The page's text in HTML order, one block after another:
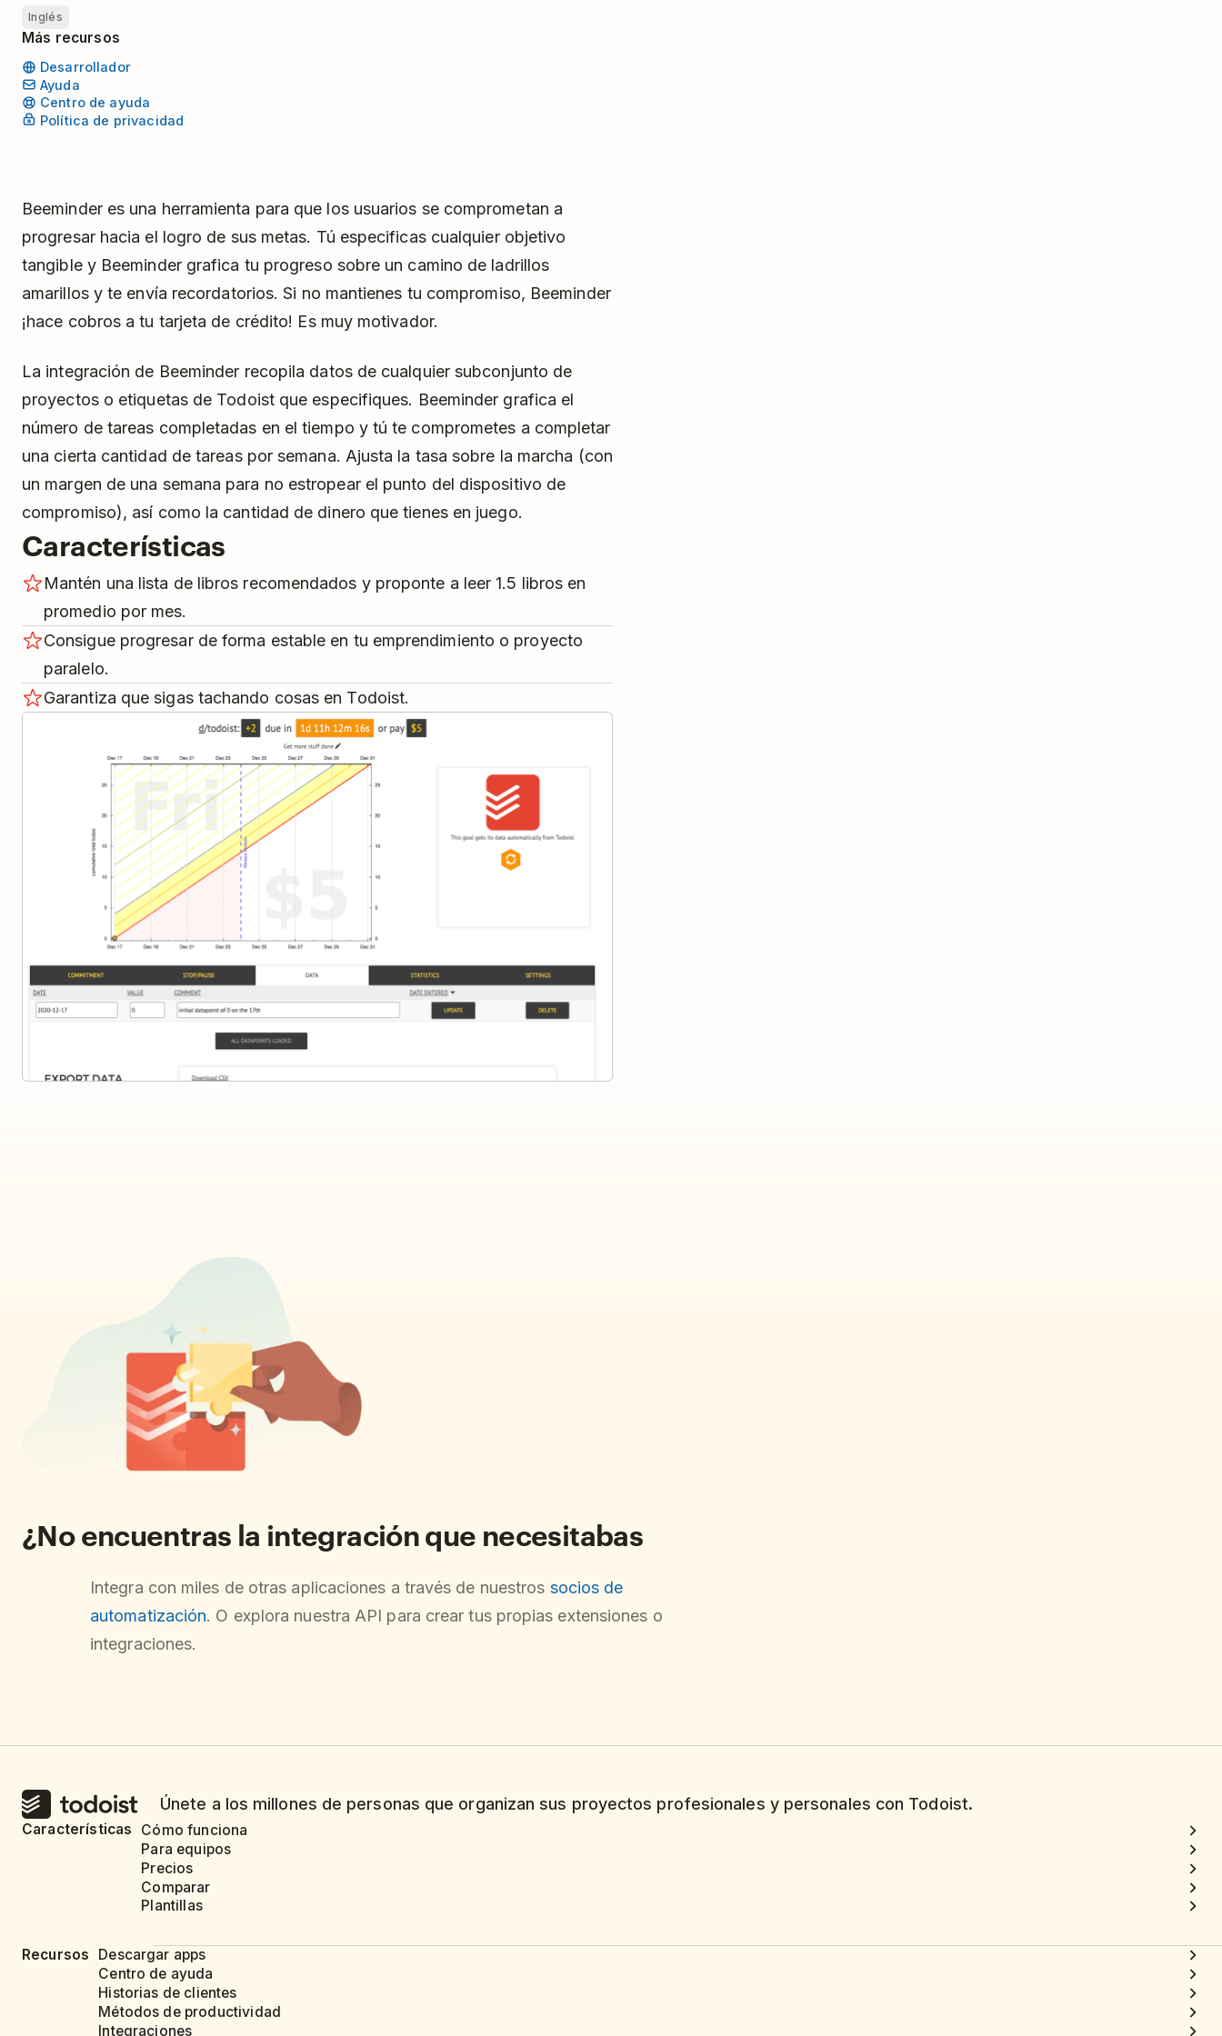
Inglés
Más recursos
Desarrollador
Ayuda
Centro de ayuda
Política de privacidad
Beeminder es una herramienta para que los usuarios se comprometan a
progresar hacia el logro de sus metas. Tú especificas cualquier objetivo
tangible y Beeminder grafica tu progreso sobre un camino de ladrillos
amarillos y te envía recordatorios. Si no mantienes tu compromiso, Beeminder
¡hace cobros a tu tarjeta de crédito! Es muy motivador.
La integración de Beeminder recopila datos de cualquier subconjunto de
proyectos o etiquetas de Todoist que especifiques. Beeminder grafica el
número de tareas completadas en el tiempo y tú te comprometes a completar
una cierta cantidad de tareas por semana. Ajusta la tasa sobre la marcha (con
un margen de una semana para no estropear el punto del dispositivo de
compromiso), así como la cantidad de dinero que tienes en juego.
Características
Mantén una lista de libros recomendados y proponte a leer 1.5 libros en
promedio por mes.
Consigue progresar de forma estable en tu emprendimiento o proyecto
paralelo.
Garantiza que sigas tachando cosas en Todoist.
¿No encuentras la integración que necesitabas
Integra con miles de otras aplicaciones a través de nuestros socios de
automatización. O explora nuestra API para crear tus propias extensiones o
integraciones.
Únete a los millones de personas que organizan sus proyectos profesionales y personales con Todoist.
Características
Cómo funciona
Para equipos
Precios
Comparar
Plantillas
Recursos
Descargar apps
Centro de ayuda
Historias de clientes
Métodos de productividad
Integraciones